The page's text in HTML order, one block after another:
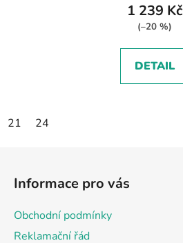
1 239 Kč
(–20 %)
DETAIL
21 24
Informace pro vás
Obchodní podmínky
Reklamační řád